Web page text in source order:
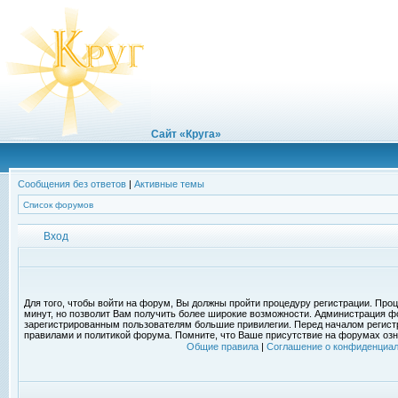
Сайт «Круга»
Сообщения без ответов | Активные темы
Список форумов
Вход
Для того, чтобы войти на форум, Вы должны пройти процедуру регистрации.
минут, но позволит Вам получить более широкие возможности. Администрация
зарегистрированным пользователям большие привилегии. Перед началом
правилами и политикой форума. Помните, что Ваше присутствие на форумах
Общие правила| Соглашение о